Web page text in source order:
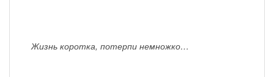
Жизнь коротка, потерпи немножко…